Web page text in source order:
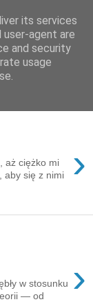
Australia
›
aż ciężko mi
aby się z nimi
›
w stosunku
— od
its services
user-agent are
and security
usage